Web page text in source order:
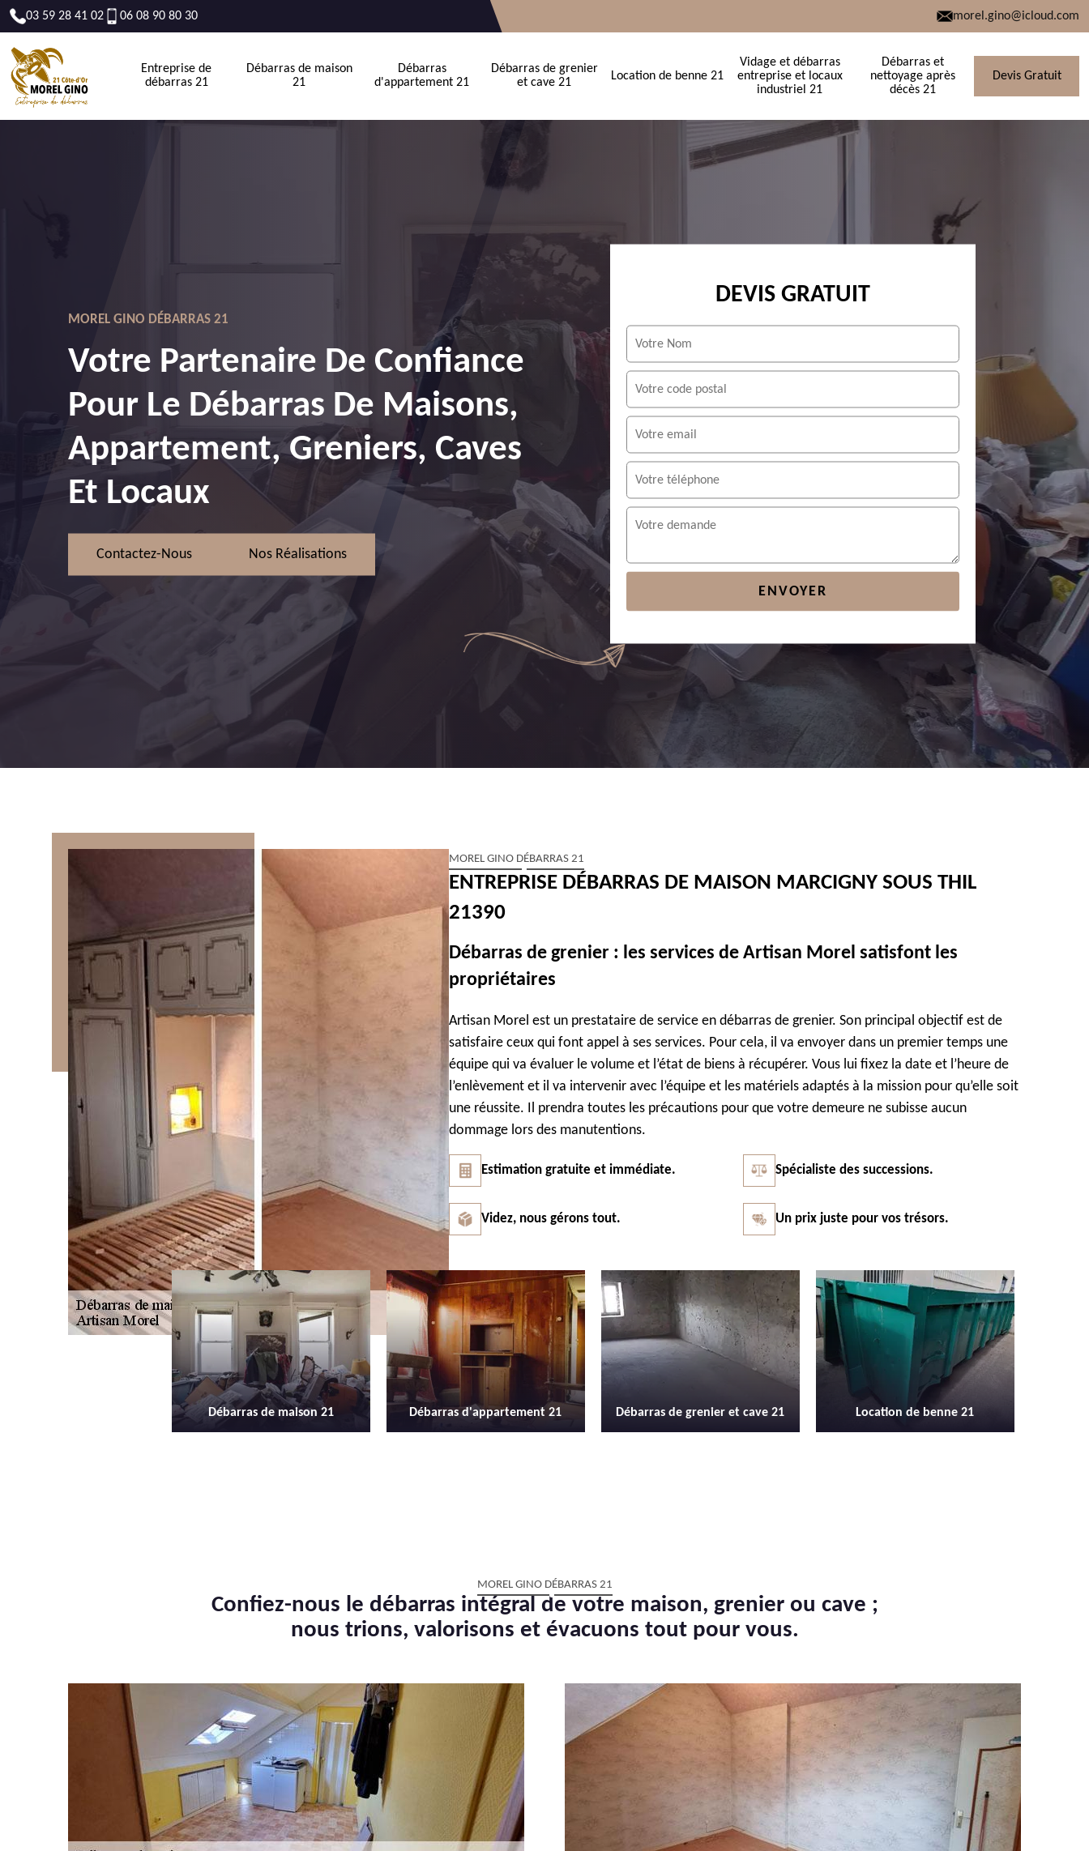
03 59 28 41 02 06 08 90 80 30 morel.gino@icloud.com
Entreprise de
débarras 21
Débarras de maison
21
Débarras
d'appartement 21
Débarras de grenier
et cave 21
Location de benne 21
Vidage et débarras
entreprise et locaux
industriel 21
Débarras et
nettoyage après
décès 21
Devis Gratuit
MOREL GINO DÉBARRAS 21
Votre Partenaire De Confiance
Pour Le Débarras De Maisons,
Appartement, Greniers, Caves
Et Locaux
Contactez-Nous Nos Réalisations
DEVIS GRATUIT
MOREL GINO DÉBARRAS 21
ENTREPRISE DÉBARRAS DE MAISON MARCIGNY SOUS THIL
21390
Débarras de grenier : les services de Artisan Morel satisfont les
propriétaires
Artisan Morel est un prestataire de service en débarras de grenier. Son principal objectif est de
satisfaire ceux qui font appel à ses services. Pour cela, il va envoyer dans un premier temps une
équipe qui va évaluer le volume et l’état de biens à récupérer. Vous lui fixez la date et l’heure de
l’enlèvement et il va intervenir avec l’équipe et les matériels adaptés à la mission pour qu’elle soit
une réussite. Il prendra toutes les précautions pour que votre demeure ne subisse aucun
dommage lors des manutentions.
Estimation gratuite et immédiate. Spécialiste des successions.
Videz, nous gérons tout. Un prix juste pour vos trésors.
Débarras d'appartement 21 Débarras de grenier et cave 21 Location de benne 21
Vidage et débarras entreprise et
locaux industriel 21
MOREL GINO DÉBARRAS 21
Confiez-nous le débarras intégral de votre maison, grenier ou cave ;
nous trions, valorisons et évacuons tout pour vous.